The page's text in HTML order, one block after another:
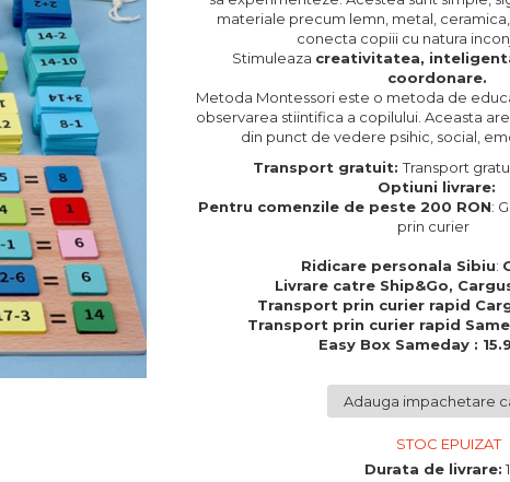
materiale precum lemn, metal,
conecta copiii cu natura
Stimuleaza creativitatea,
coordonare.
Metoda Montessori este o metoda de
observarea stiintifica a copilului. Aceasta
din punct de vedere psihic, social,
Transport gratuit:Transport
Optiuni livrare:
Pentru comenzile de peste 200 RON:
prin curier
Ridicare personala Sibiu:
Livrare catre Ship&Go,
Transport prin curier rapid
Transport prin curier rapid
Easy Box Sameday :
STOC EPUIZAT
Durata de livrare: 1